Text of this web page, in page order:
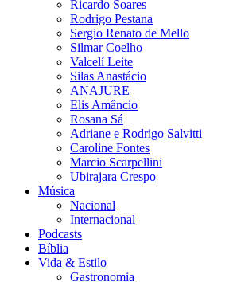
Ricardo Soares
Rodrigo Pestana
Sergio Renato de Mello
Silmar Coelho
Valcelí Leite
Silas Anastácio
ANAJURE
Elis Amâncio
Rosana Sá
Adriane e Rodrigo Salvitti
Caroline Fontes
Marcio Scarpellini
Ubirajara Crespo
Música
Nacional
Internacional
Podcasts
Bíblia
Vida & Estilo
Gastronomia